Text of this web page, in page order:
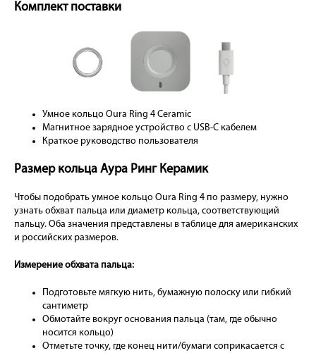
Комплект поставки
Умное кольцо Oura Ring 4 Ceramic
Магнитное зарядное устройство с USB-C кабелем
Краткое руководство пользователя
Размер кольца Аура Ринг Керамик
Чтобы подобрать умное кольцо Oura Ring 4 по размеру, нужно
узнать обхват пальца или диаметр кольца, соответствующий
пальцу. Оба значения представлены в таблице для американских
и российских размеров.
Измерение обхвата пальца:
Подготовьте мягкую нить, бумажную полоску или гибкий
сантиметр
Обмотайте вокруг основания пальца (там, где обычно
носится кольцо)
Отметьте точку, где конец нити/бумаги соприкасается с